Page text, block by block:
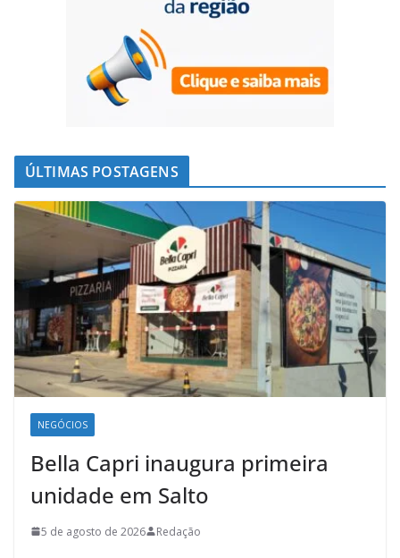
ÚLTIMAS POSTAGENS
NEGÓCIOS
Bella Capri inaugura primeira
unidade em Salto
5 de agosto de 2026 Redação